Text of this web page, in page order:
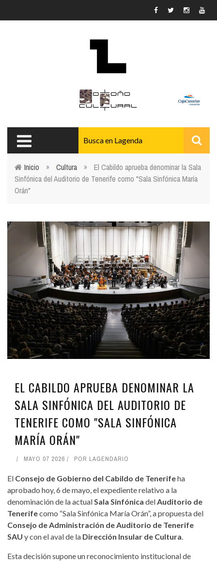
Usted está aquí
Inicio » Cultura »
El Cabildo aprueba denominar la Sala
Sinfónica del Auditorio de Tenerife como "Sala Sinfónica María
Orán"
EL CABILDO APRUEBA DENOMINAR LA
SALA SINFÓNICA DEL AUDITORIO DE
TENERIFE COMO "SALA SINFÓNICA
MARÍA ORÁN"
MAYO 07 2026 POR LAGENDARIO
El Consejo de Gobierno del Cabildo de Tenerifeha
aprobado hoy, 6 de mayo, el expediente relativo a la
denominación de la actualSala Sinfónica delAuditorio de
Tenerifecomo “Sala Sinfónica María Orán”, a propuesta del
Consejo de Administración de Auditorio de Tenerife
SAU y con el aval de la Dirección Insular de Cultura.
Esta decisión supone un reconocimiento institucional de